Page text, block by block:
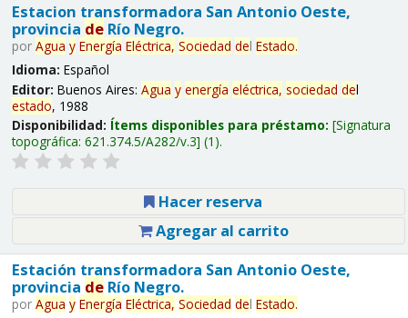
Estacion transformadora San Antonio Oeste,
provincia deRío Negro.
por Agua y Energía Eléctrica, Sociedad del Estado.
Idioma: Español
Editor: Buenos Aires: Agua y energía eléctrica, sociedad del
estado, 1988
Disponibilidad: Ítems disponibles para préstamo: Signatura
topográfica: 621.374.5/A282/v.3 (1).
Hacer reserva
Agregar al carrito
Estación transformadora San Antonio Oeste,
provincia deRío Negro.
por Agua y Energía Eléctrica, Sociedad del Estado.